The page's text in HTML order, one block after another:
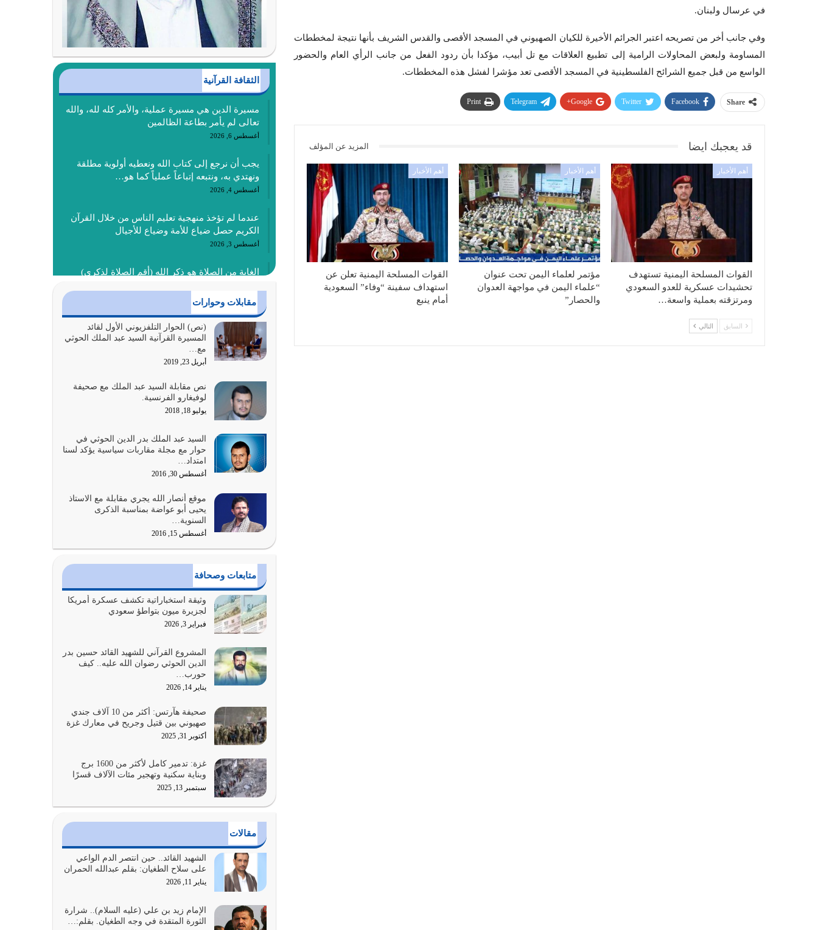
في عرسال ولبنان.
وفي جانب أخر من تصريحه اعتبر الجرائم الأخيرة للكيان الصهيوني في المسجد الأقصى والقدس الشريف بأنها نتيجة لمخططات
المساومة ولبعض المحاولات الرامية إلى تطبيع العلاقات مع تل أبيب، مؤكدا بأن ردود الفعل من جانب الرأي العام والحضور
الواسع من قبل جميع الشرائح الفلسطينية في المسجد الأقصى تعد مؤشرا لفشل هذه المخططات.
Share
Facebook
Twitter
Google+
Telegram
Print
قد يعجبك ايضا المزيد عن المؤلف
أهم الأخبار
القوات المسلحة اليمنية تستهدف
تحشيدات عسكرية للعدو السعودي
ومرتزقته بعملية واسعة…
أهم الأخبار
مؤتمر لعلماء اليمن تحت عنوان
“علماء اليمن في مواجهة العدوان
والحصار”
أهم الأخبار
القوات المسلحة اليمنية تعلن عن
استهداف سفينة “وفاء” السعودية
أمام ينبع
السابق التالي
الثقافة القرآنية
مسيرة الدين هي مسيرة عملية، والأمر كله لله، والله
تعالى لم يأمر بطاعة الظالمين
أغسطس 6, 2026
يجب أن نرجع إلى كتاب الله ونعطيه أولوية مطلقة
ونهتدي به، ونتبعه إتباعاً عملياً كما هو…
أغسطس 4, 2026
عندما لم تؤخذ منهجية تعليم الناس من خلال القرآن
الكريم حصل ضياع للأمة وضياع للأجيال
أغسطس 3, 2026
الغاية من الصلاة هو ذكر الله (أقم الصلاة لذكري)
أغسطس 2, 2026
السبب الرئيسي لشقاء الأمة الابتعاد عن كتاب الله
والتعدي لحدود الله بالإضافات للدين
أغسطس 1, 2026
أبرز أسباب الشقاء هو الإعراض عن ذكر الله وعن هدى
الله المتمثل في القرآن الكريم
يوليو 31, 2026
أولياء الشيطان كلما كانوا أكثر ولاءً وطاعة للشيطان
كلما كانوا أكثر ضعفاً
يوليو 30, 2026
والرزق والاستبشار والنجاة والخلود في…
يوليو 29, 2026
هل نحن من الصالحين؟ قيِّم نفسك هنا اترك القرآن
على أصله وأعرض نفسك، وأعرض ما لديك على…
يوليو 27, 2026
عندما يكون عدوك هو عدو الله معناه أن تكون نقاط
الضعف فيه كثيرة وسينصرك الله عليه إذا…
يوليو 26, 2026
أراد الله لهذه الأمة ان تكون خير امة أخرجت للناس
بالنهوض بالأمر بالمعروف والنهي عن…
يوليو 25, 2026
الدين الذي شرعه الله لا يجوز أن يخضع لآرائنا وأهوائنا
واجتهاداتنا لأننا سنختلف ونتفرق
يوليو 24, 2026
يجب أن نعود جميعاً الى القرآن وعندنا أخطاء جميعاً
لنعتصم بحبل الله جميعاً وليس كل…
يوليو 22, 2026
المُلك كله لله تعالى يؤتيه من يشاء وينزعه ممن يشاء
مقابلات وحوارات
(نص) الحوار التلفزيوني الأول لقائد
المسيرة القرآنية السيد عبد الملك الحوثي
مع…
أبريل 23, 2019
نص مقابلة السيد عبد الملك مع صحيفة
لوفيغارو الفرنسية.
يوليو 18, 2018
السيد عبد الملك بدر الدين الحوثي في
حوار مع مجلة مقاربات سياسية يؤكد لسنا
امتداد…
أغسطس 30, 2016
موقع أنصار الله يجري مقابلة مع الاستاذ
يحيى أبو عواضة بمناسبة الذكرى
السنوية…
أغسطس 15, 2016
متابعات وصحافة
وثيقة استخباراتية تكشف عسكرة أمريكا
لجزيرة ميون بتواطؤ سعودي
فبراير 3, 2026
المشروع القرآني للشهيد القائد حسين بدر
الدين الحوثي رضوان الله عليه.. كيف
حورب…
يناير 14, 2026
صحيفة هآرتس: أكثر من 10 آلاف جندي
صهيوني بين قتيل وجريح في معارك غزة
أكتوبر 31, 2025
غزة: تدمير كامل لأكثر من 1600 برج
وبناية سكنية وتهجير مئات الآلاف قسرًا
سبتمبر 13, 2025
مقالات
الشهيد القائد.. حين انتصر الدم الواعي
على سلاح الطغيان: بقلم عبدالله الحمران
يناير 11, 2026
الإمام زيد بن علي (عليه السلام).. شرارة
الثورة المتقدة في وجه الطغيان. بقلم:…